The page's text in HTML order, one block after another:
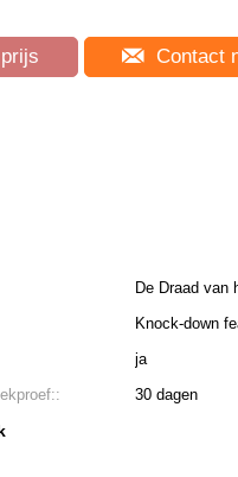
Contact
De Draad van
Knock-down
ja
30 dagen